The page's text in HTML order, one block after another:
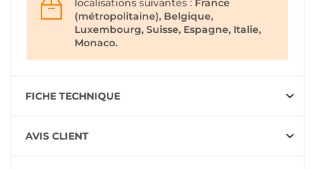
localisations suivantes : France
(métropolitaine), Belgique,
Luxembourg, Suisse, Espagne, Italie,
Monaco.
FICHE TECHNIQUE
AVIS CLIENT